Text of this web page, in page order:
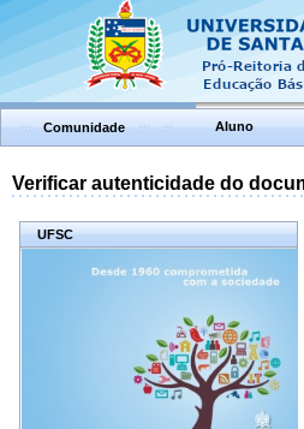
Comunidade Aluno
Verificar autenticidade do
UFSC